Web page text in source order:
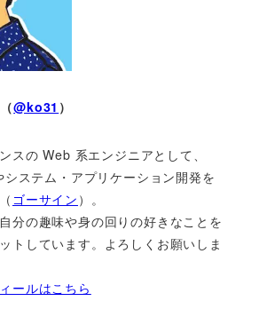
@ko31 ）
スの Web 系エンジニアとして、
ステム・アプリケーション開発を
ゴーサイン ）。
分の趣味や身の回りの好きなことを
トしています。よろしくお願いしま
ールはこちら